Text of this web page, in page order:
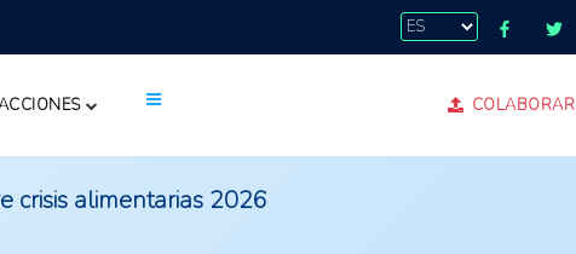
COLABORAR
crisis alimentarias 2026